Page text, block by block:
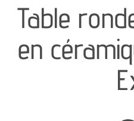
séjours
meubles de complément
chambres et dressing
Table
en